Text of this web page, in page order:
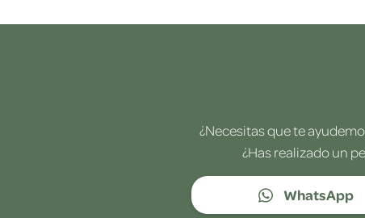
¿Necesitas que te
¿Has realizado un
WhatsApp